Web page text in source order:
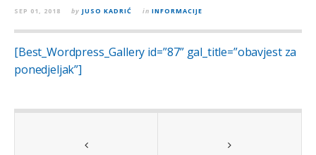
SEP 01, 2018 by JUSO KADRIĆ in INFORMACIJE
[Best_Wordpress_Gallery id=”87” gal_title=”obavjest za
ponedjeljak”]